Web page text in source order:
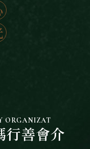
ORGANIZAT
行善會介